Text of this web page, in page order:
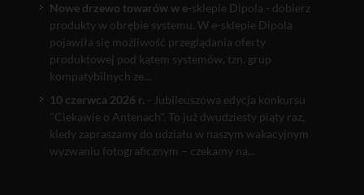
Nowe drzewo towarów w e-sklepie Dipola - dobierz
produkty w obrębie systemu. W e-sklepie Dipola
pojawiła się możliwość przeglądania oferty
produktowej pod kątem systemów, tzn. grup
kompatybilnych ze...
10 czerwca 2026 r. - Jubileuszowa edycja konkursu
"Ciekawie o Antenach". To już dwudziesty piąty raz,
kiedy zapraszamy do udziału w naszym wakacyjnym
wyzwaniu fotograficznym – czekamy na...